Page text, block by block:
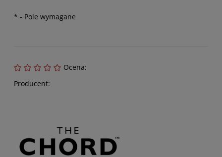
* - Pole wymagane
Ocena:
Producent: